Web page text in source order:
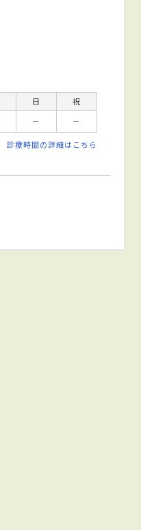
日
祝
－ －
診療時間の詳細はこちら